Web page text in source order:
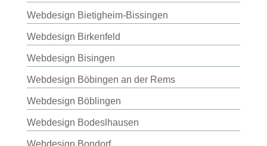
Webdesign Bietigheim-Bissingen
Webdesign Birkenfeld
Webdesign Bisingen
Webdesign Böbingen an der Rems
Webdesign Böblingen
Webdesign Bodeslhausen
Webdesign Bondorf